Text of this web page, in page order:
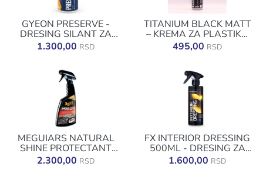
GYEON PRESERVE -
DRESING SILANT ZA
PLASTIKU 250ML
1.300,00 RSD
TITANIUM BLACK MATT
– KREMA ZA PLASTIKU
250ML
495,00 RSD
MEGUIARS NATURAL
SHINE PROTECTANT
473ML
2.300,00 RSD
FX INTERIOR DRESSING
500ML - DRESING ZA
ENTERIJER
1.600,00 RSD